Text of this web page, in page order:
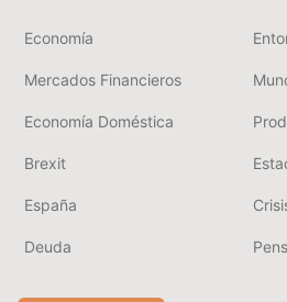
Economía
Mercados Financieros
Economía Doméstica
Brexit
España
Deuda